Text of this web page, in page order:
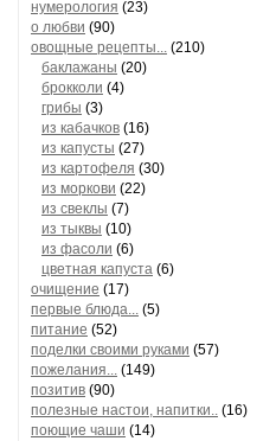
нумерология (23)
о любви (90)
овощные рецепты... (210)
баклажаны (20)
брокколи (4)
грибы (3)
из кабачков (16)
из капусты (27)
из картофеля (30)
из моркови (22)
из свеклы (7)
из тыквы (10)
из фасоли (6)
цветная капуста (6)
очищение (17)
первые блюда... (5)
питание (52)
поделки своими руками (57)
пожелания... (149)
позитив (90)
полезные настои, напитки.. (16)
поющие чаши (14)